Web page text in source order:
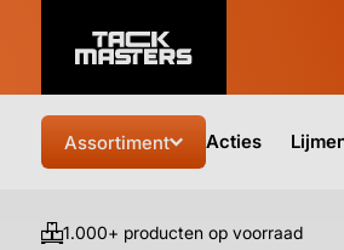
Assortiment Acties
1.000+ producten op voorraad